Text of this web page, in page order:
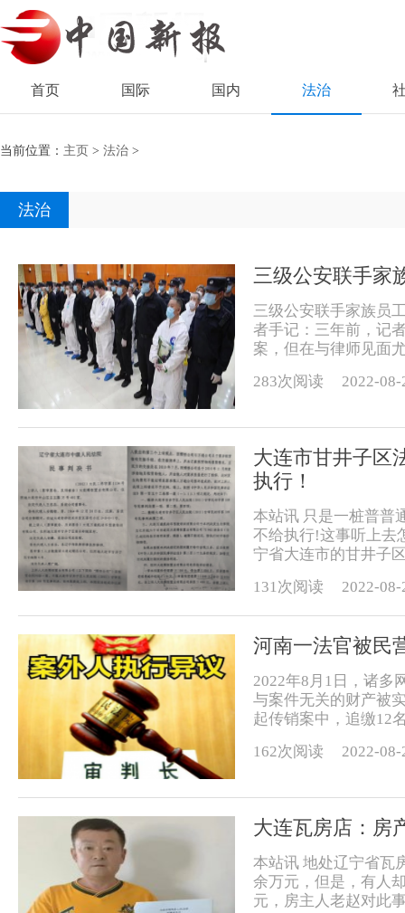
首页 国际 国内 法治
当前位置： 主页 > 法治 >
法治
三级公安联手家
三级公安联手家族员
者手记：三年前，记
案，但在与律师见面
283次阅读
2022-
大连市甘井子区
执行！
本站讯 只是一桩普普
不给执行!这事听上去
宁省大连市的甘井子
131次阅读
2022-
河南一法官被民
2022年8月1日，诸多
与案件无关的财产被
起传销案中，追缴12
162次阅读
2022-
大连瓦房店：房
本站讯 地处辽宁省瓦
余万元，但是，有人
元，房主人老赵对此